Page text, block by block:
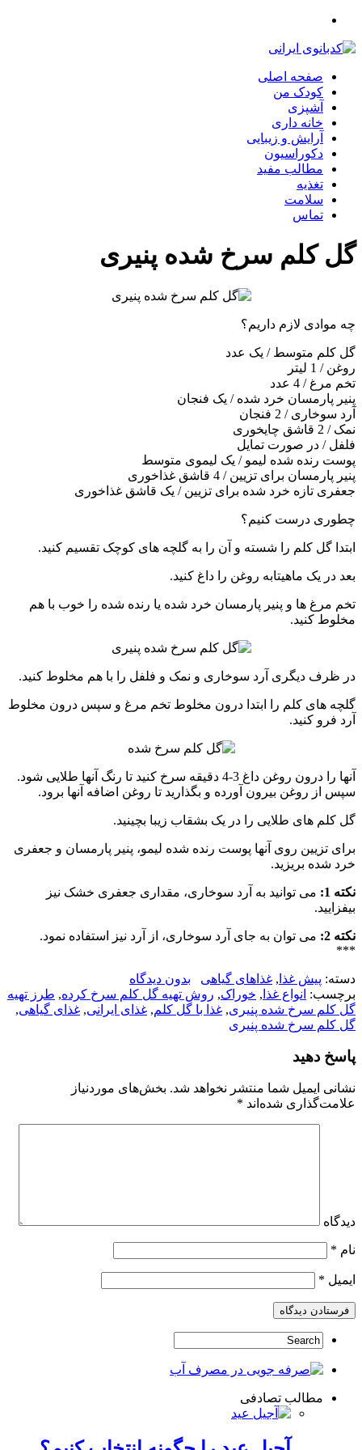
صفحه اصلی
کودک من
آشپزی
خانه داری
آرایش و زیبایی
دکوراسیون
مطالب مفید
تغذیه
سلامت
تماس
گل‌ کلم سرخ شده پنیری
چه موادی لازم داریم؟
گل کلم متوسط / یک عدد
روغن / 1 لیتر
تخم مرغ / 4 عدد
پنیر پارمسان خرد شده / یک فنجان
آرد سوخاری / 2 فنجان
نمک / 2 قاشق چایخوری
فلفل / در صورت تمایل
پوست رنده شده لیمو / یک لیموی متوسط
پنیر پارمسان برای تزیین / 4 قاشق غذاخوری
جعفری تازه خرد شده برای تزیین / یک قاشق غذاخوری
چطوری درست کنیم؟
ابتدا گل کلم را شسته و آن را به گلچه های کوچک تقسیم کنید.
بعد در یک ماهیتابه روغن را داغ کنید.
تخم مرغ ها و پنیر پارمسان خرد شده یا رنده شده را خوب با هم
مخلوط کنید.
در ظرف دیگری آرد سوخاری و نمک و فلفل را با هم مخلوط کنید.
گلچه های کلم را ابتدا درون مخلوط تخم مرغ و سپس درون مخلوط
آرد فرو کنید.
آنها را درون روغن داغ 3-4 دقیقه سرخ کنید تا رنگ آنها طلایی شود.
سپس از روغن بیرون آورده و بگذارید تا روغن اضافه آنها برود.
گل کلم های طلایی را در یک بشقاب زیبا بچینید.
برای تزیین روی آنها پوست رنده شده لیمو، پنیر پارمسان و جعفری
خرد شده بریزید.
نکته 1:
می توانید به آرد سوخاری، مقداری جعفری خشک نیز
بیفزایید.
نکته 2:
می توان به جای آرد سوخاری، از آرد نیز استفاده نمود.
***
دسته: پیش غذا , غذاهای گیاهی
بدون دیدگاه
برچسب: انواع غذا , خوراک, روش تهیه گل‌ کلم سرخ کرده, طرز تهیه
گل‌ کلم سرخ شده پنیری, غذا با گل کلم, غذای ایرانی, غذای گیاهی,
گل‌ کلم سرخ شده پنیری
پاسخ دهید
نشانی ایمیل شما منتشر نخواهد شد. بخش‌های موردنیاز
علامت‌گذاری شده‌اند *
دیدگاه
نام *
ایمیل *
مطالب تصادفی